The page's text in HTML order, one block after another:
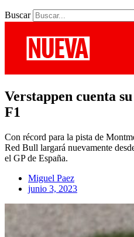
Buscar
Verstappen cuenta
F1
Con récord para la pista de
Red Bull largará nuevamente
el GP de España.
Miguel Paez
junio 3, 2023